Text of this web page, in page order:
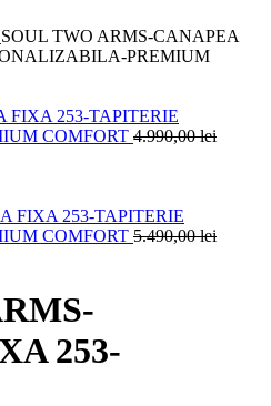
SOUL TWO ARMS-CANAPEA
PREMIUM
FIXA 253-TAPITERIE
COMFORT 4.990,00lei
FIXA 253-TAPITERIE
COMFORT 5.490,00lei
253-